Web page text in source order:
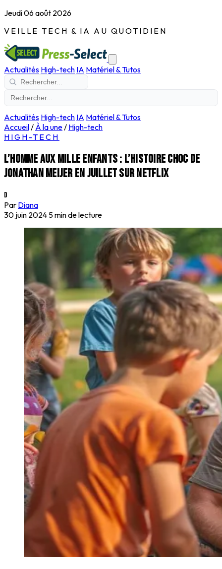
Jeudi 06 août 2026
VEILLE TECH & IA AU QUOTIDIEN
Actualités High-tech IA Matériel & Tutos
Actualités High-tech IA Matériel & Tutos
Accueil/ À la une/ High-tech
HIGH-TECH
L’homme aux mille enfants : l’histoire choc de
Jonathan Meijer en juillet sur Netflix
D
Par Diana
30 juin 2024 5 min de lecture